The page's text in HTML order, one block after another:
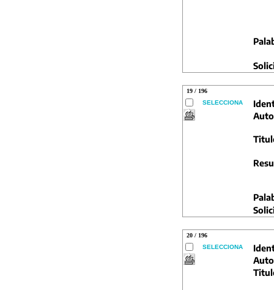
19 / 196
SELECCIONA
20 / 196
SELECCIONA